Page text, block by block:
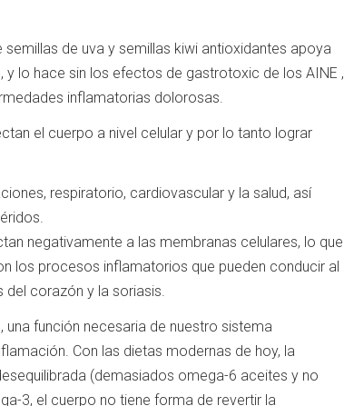
de uva y semillas kiwi antioxidantes apoya
lo hace sin los efectos de gastrotoxic de los AINE ,
inflamatorias dolorosas.
el cuerpo a nivel celular y por lo tanto lograr
respiratorio, cardiovascular y la salud, así
negativamente a las membranas celulares, lo que
los procesos inflamatorios que pueden conducir al
del corazón y la soriasis.
función necesaria de nuestro sistema
Con las dietas modernas de hoy, la
(demasiados omega-6 aceites y no
3, el cuerpo no tiene forma de revertir la